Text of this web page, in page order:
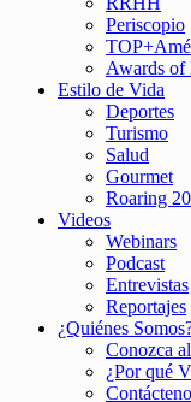
Periscopio
Awards of
Estilo de Vida
Deportes
Turismo
Salud
Gourmet
Roaring
Videos
Webinars
Podcast
Entrevistas
Reportajes
¿Quiénes
Conozca
¿Por qué